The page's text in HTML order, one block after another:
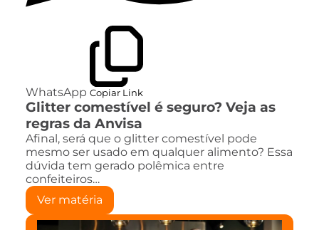
WhatsApp Copiar Link
Glitter comestível é seguro? Veja as
regras da Anvisa
Afinal, será que o glitter comestível pode
mesmo ser usado em qualquer alimento? Essa
dúvida tem gerado polêmica entre
confeiteiros…
Ver matéria